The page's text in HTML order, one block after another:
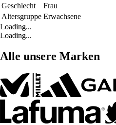
Geschlecht
Frau
Altersgruppe Erwachsene
Loading...
Loading...
Alle unsere Marken